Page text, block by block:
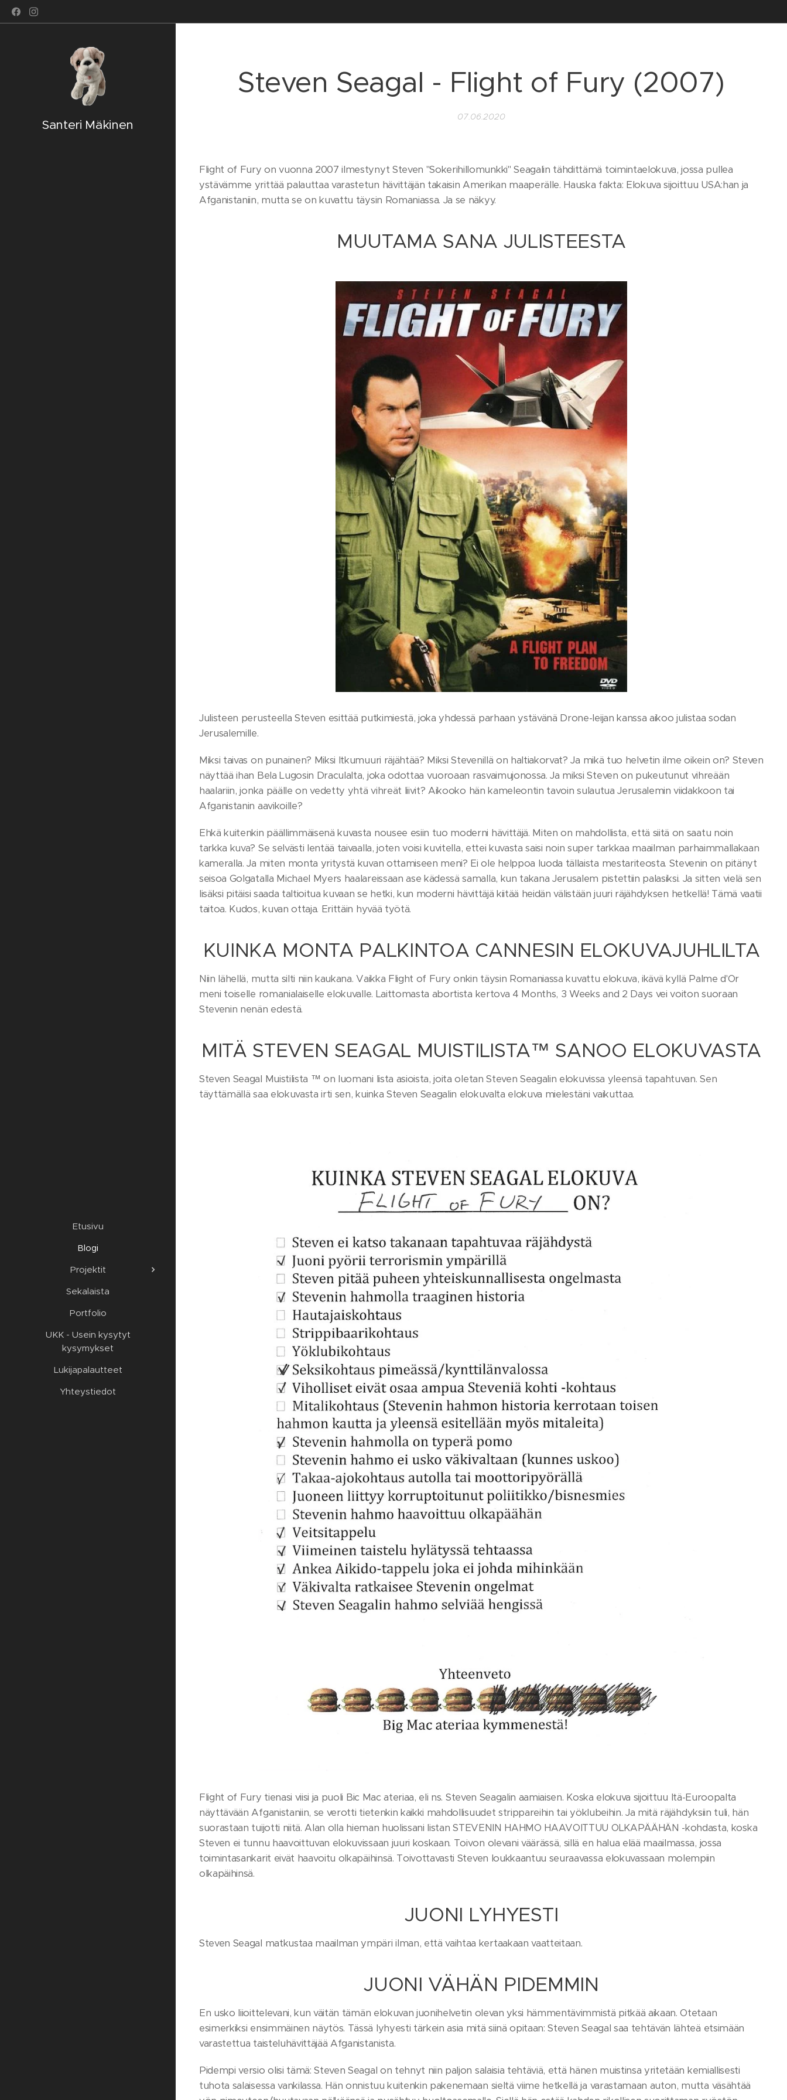
Santeri Mäkinen
Etusivu
Blogi
Projektit
Sekalaista
Portfolio
UKK - Usein kysytyt
kysymykset
Lukijapalautteet
Yhteystiedot
Steven Seagal - Flight of Fury (2007)
07.06.2020
Flight of Fury on vuonna 2007 ilmestynyt Steven "Sokerihillomunkki" Seagalin tähdittämä toimintaelokuva, jossa pullea
ystävämme yrittää palauttaa varastetun hävittäjän takaisin Amerikan maaperälle. Hauska fakta: Elokuva sijoittuu USA:han ja
Afganistaniin, mutta se on kuvattu täysin Romaniassa. Ja se näkyy.
MUUTAMA SANA JULISTEESTA
Julisteen perusteella Steven esittää putkimiestä, joka yhdessä parhaan ystävänä Drone-leijan kanssa aikoo julistaa sodan
Jerusalemille.
Miksi taivas on punainen? Miksi Itkumuuri räjähtää? Miksi Stevenillä on haltiakorvat? Ja mikä tuo helvetin ilme oikein on? Steven
näyttää ihan Bela Lugosin Draculalta, joka odottaa vuoroaan rasvaimujonossa. Ja miksi Steven on pukeutunut vihreään
haalariin, jonka päälle on vedetty yhtä vihreät liivit? Aikooko hän kameleontin tavoin sulautua Jerusalemin viidakkoon tai
Afganistanin aavikoille?
Ehkä kuitenkin päällimmäisenä kuvasta nousee esiin tuo moderni hävittäjä. Miten on mahdollista, että siitä on saatu noin
tarkka kuva? Se selvästi lentää taivaalla, joten voisi kuvitella, ettei kuvasta saisi noin super tarkkaa maailman parhaimmallakaan
kameralla. Ja miten monta yritystä kuvan ottamiseen meni? Ei ole helppoa luoda tällaista mestariteosta. Stevenin on pitänyt
seisoa Golgatalla Michael Myers haalareissaan ase kädessä samalla, kun takana Jerusalem pistettiin palasiksi. Ja sitten vielä sen
lisäksi pitäisi saada taltioitua kuvaan se hetki, kun moderni hävittäjä kiitää heidän välistään juuri räjähdyksen hetkellä! Tämä vaatii
taitoa. Kudos, kuvan ottaja. Erittäin hyvää työtä.
KUINKA MONTA PALKINTOA CANNESIN ELOKUVAJUHLILTA
Niin lähellä, mutta silti niin kaukana. Vaikka Flight of Fury onkin täysin Romaniassa kuvattu elokuva, ikävä kyllä Palme d'Or
meni toiselle romanialaiselle elokuvalle. Laittomasta abortista kertova 4 Months, 3 Weeks and 2 Days vei voiton suoraan
Stevenin nenän edestä.
MITÄ STEVEN SEAGAL MUISTILISTA™ SANOO ELOKUVASTA
Steven Seagal Muistilista ™ on luomani lista asioista, joita oletan Steven Seagalin elokuvissa yleensä tapahtuvan. Sen
täyttämällä saa elokuvasta irti sen, kuinka Steven Seagalin elokuvalta elokuva mielestäni vaikuttaa.
Flight of Fury tienasi viisi ja puoli Bic Mac ateriaa, eli ns. Steven Seagalin aamiaisen. Koska elokuva sijoittuu Itä-Euroopalta
näyttävään Afganistaniin, se verotti tietenkin kaikki mahdollisuudet strippareihin tai yöklubeihin. Ja mitä räjähdyksiin tuli, hän
suorastaan tuijotti niitä. Alan olla hieman huolissani listan STEVENIN HAHMO HAAVOITTUU OLKAPÄÄHÄN -kohdasta, koska
Steven ei tunnu haavoittuvan elokuvissaan juuri koskaan. Toivon olevani väärässä, sillä en halua elää maailmassa, jossa
toimintasankarit eivät haavoitu olkapäihinsä. Toivottavasti Steven loukkaantuu seuraavassa elokuvassaan molempiin
olkapäihinsä.
JUONI LYHYESTI
Steven Seagal matkustaa maailman ympäri ilman, että vaihtaa kertaakaan vaatteitaan.
JUONI VÄHÄN PIDEMMIN
En usko liioittelevani, kun väitän tämän elokuvan juonihelvetin olevan yksi hämmentävimmistä pitkää aikaan. Otetaan
esimerkiksi ensimmäinen näytös. Tässä lyhyesti tärkein asia mitä siinä opitaan: Steven Seagal saa tehtävän lähteä etsimään
varastettua taisteluhävittäjää Afganistanista.
Pidempi versio olisi tämä: Steven Seagal on tehnyt niin paljon salaisia tehtäviä, että hänen muistinsa yritetään kemiallisesti
tuhota salaisessa vankilassa. Hän onnistuu kuitenkin pakenemaan sieltä viime hetkellä ja varastamaan auton, mutta väsähtää